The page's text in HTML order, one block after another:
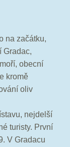
na začátku,
Gradac,
obecní
kromě
oliv
nejdelší
turisty. První
V Gradacu